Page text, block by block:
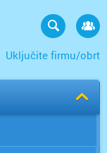
Uključite firmu/obrt